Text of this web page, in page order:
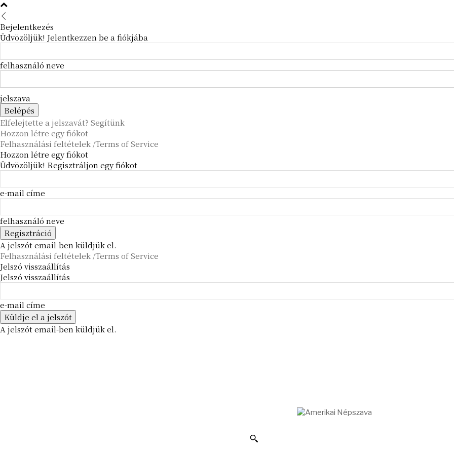
Bejelentkezés
Üdvözöljük! Jelentkezzen be a fiókjába
felhasználó neve
jelszava
Elfelejtette a jelszavát? Segítünk
Hozzon létre egy fiókot
Felhasználási feltételek /Terms of Service
Hozzon létre egy fiókot
Üdvözöljük! Regisztráljon egy fiókot
e-mail címe
felhasználó neve
A jelszót email-ben küldjük el.
Felhasználási feltételek /Terms of Service
Jelszó visszaállítás
Jelszó visszaállítás
e-mail címe
A jelszót email-ben küldjük el.